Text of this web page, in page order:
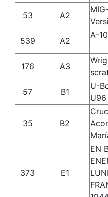
53
A2
539
A2
A-
176
A3
57
B1
U-
U96
35 B2
373 E1
EN